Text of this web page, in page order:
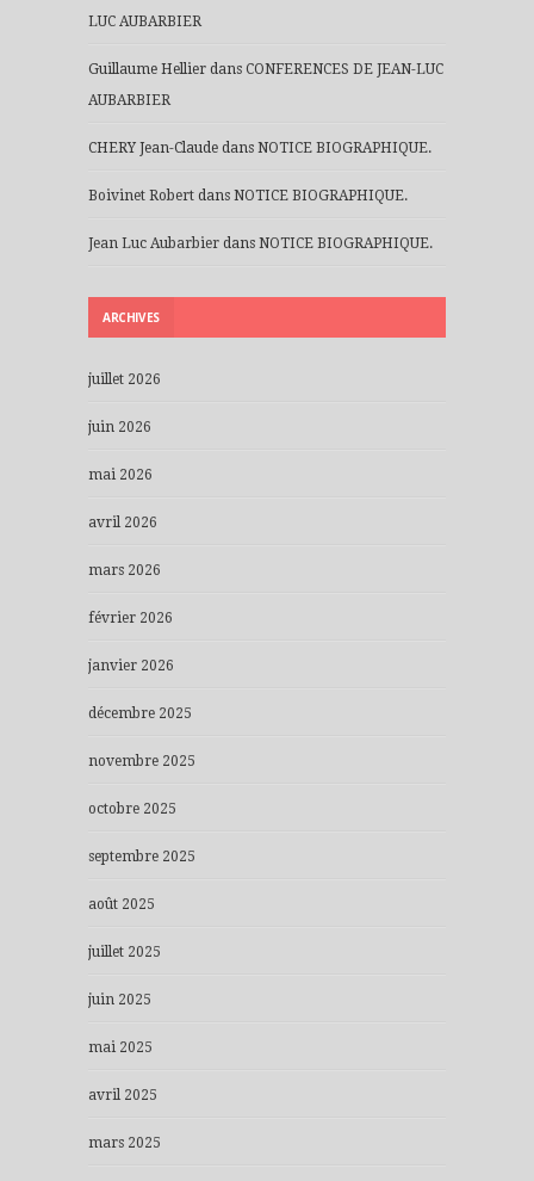
LUC AUBARBIER
Guillaume Hellier dans CONFERENCES DE JEAN-LUC
AUBARBIER
CHERY Jean-Claude dans NOTICE BIOGRAPHIQUE.
Boivinet Robert dans NOTICE BIOGRAPHIQUE.
Jean Luc Aubarbier dans NOTICE BIOGRAPHIQUE.
ARCHIVES
juillet 2026
juin 2026
mai 2026
avril 2026
mars 2026
février 2026
janvier 2026
décembre 2025
novembre 2025
octobre 2025
septembre 2025
août 2025
juillet 2025
juin 2025
mai 2025
avril 2025
mars 2025